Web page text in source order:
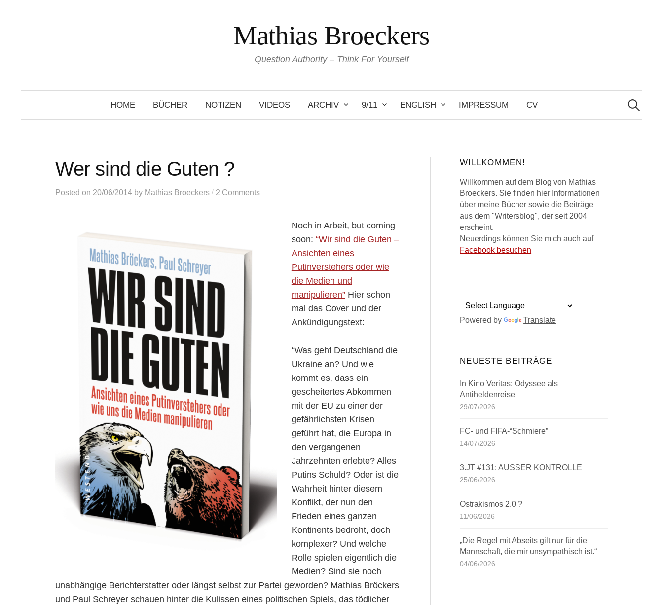
Mathias Broeckers
Question Authority – Think For Yourself
HOME BÜCHER NOTIZEN VIDEOS ARCHIV 9/11 ENGLISH IMPRESSUM CV
Search
for:
Wer sind die Guten ?
Posted on 20/06/2014 by Mathias Broeckers / 2 Comments
Noch in Arbeit, but coming
soon: “Wir sind die Guten –
Ansichten eines
Putinverstehers oder wie
die Medien und
manipulieren”Hier schon
mal das Cover und der
Ankündigungstext:
“Was geht Deutschland die
Ukraine an? Und wie
kommt es, dass ein
gescheitertes Abkommen
mit der EU zu einer der
gefährlichsten Krisen
geführt hat, die Europa in
den vergangenen
Jahrzehnten erlebte? Alles
Putins Schuld? Oder ist die
Wahrheit hinter diesem
Konflikt, der nun den
Frieden eines ganzen
Kontinents bedroht, doch
komplexer? Und welche
Rolle spielen eigentlich die
Medien? Sind sie noch
unabhängige Berichterstatter oder längst selbst zur Partei geworden? Mathias Bröckers
und Paul Schreyer schauen hinter die Kulissen eines politischen Spiels, das tödlicher
WILLKOMMEN!
Willkommen auf dem Blog von Mathias
Broeckers. Sie finden hier Informationen
über meine Bücher sowie die Beiträge
aus dem "Writersblog", der seit 2004
erscheint.
Neuerdings können Sie mich auch auf
Facebook besuchen
Powered by Translate
NEUESTE BEITRÄGE
In Kino Veritas: Odyssee als
Antiheldenreise
29/07/2026
FC- und FIFA-“Schmiere”
14/07/2026
3.JT #131: AUSSER KONTROLLE
25/06/2026
Ostrakismos 2.0 ?
11/06/2026
„Die Regel mit Abseits gilt nur für die
Mannschaft, die mir unsympathisch ist.“
04/06/2026